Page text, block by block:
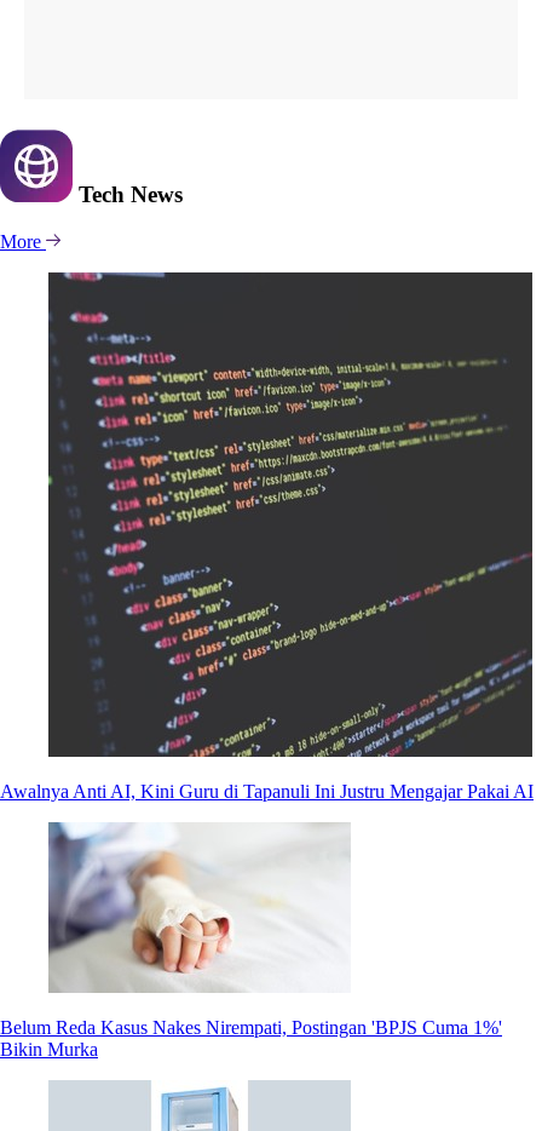
Tech News
More
Awalnya Anti AI, Kini Guru di Tapanuli Ini Justru Mengajar Pakai AI
Belum Reda Kasus Nakes Nirempati, Postingan 'BPJS Cuma 1%'
Bikin Murka